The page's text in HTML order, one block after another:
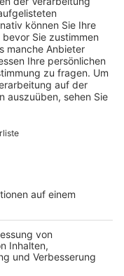
aus dem Ruder
und
sei nicht
heißt es von
Erst
auf der
gebrannt
zwei Autos in
standen auf der
komplett aus.